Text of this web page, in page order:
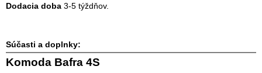
Dodacia doba 3-5 týždňov.
Súčasti a doplnky:
Komoda Bafra 4S